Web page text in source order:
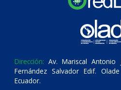
Dirección: Av. Mariscal
Fernández Salvador Edif.
Ecuador.